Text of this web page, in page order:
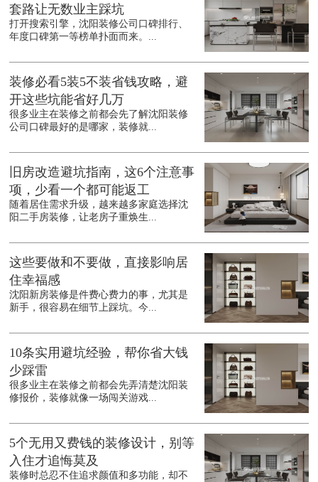
套路让无数业主踩坑
打开搜索引擎，沈阳装修公司口碑排行、
年度口碑第一等榜单扑面而来。...
装修必看5装5不装省钱攻略，避
开这些坑能省好几万
很多业主在装修之前都会先了解沈阳装修
公司口碑最好的是哪家，装修就...
旧房改造避坑指南，这6个注意事
项，少看一个都可能返工
随着居住需求升级，越来越多家庭选择沈
阳二手房装修，让老房子重焕生...
这些要做和不要做，直接影响居
住幸福感
沈阳新房装修是件费心费力的事，尤其是
新手，很容易在细节上踩坑。今...
10条实用避坑经验，帮你省大钱
少踩雷
很多业主在装修之前都会先弄清楚沈阳装
修报价，装修就像一场闯关游戏...
5个无用又费钱的装修设计，别等
入住才追悔莫及
装修时总忍不住追求颜值和多功能，却不